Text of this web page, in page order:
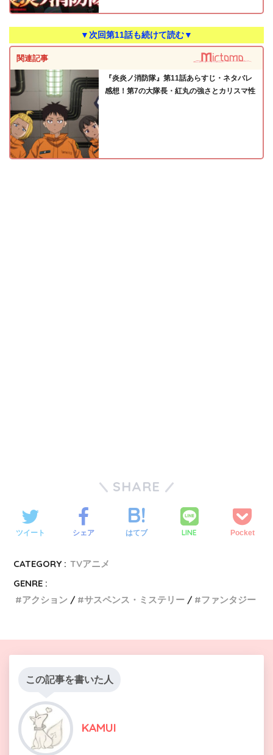
▼次回第11話も続けて読む▼
関連記事
『炎炎ノ消防隊』第11話あらすじ・ネタバレ
感想！第7の大隊長・紅丸の強さとカリスマ性
SHARE
ツイート シェア はてブ LINE Pocket
CATEGORY : TVアニメ
GENRE :
アクション
サスペンス・ミステリー ファンタジー
この記事を書いた人
KAMUI